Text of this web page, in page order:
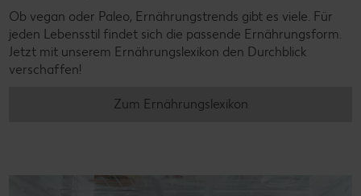
Ob vegan oder Paleo, Ernährungstrends gibt es viele. Für
jeden Lebensstil findet sich die passende Ernährungsform.
Jetzt mit unserem Ernährungslexikon den Durchblick
verschaffen!
Zum Ernährungslexikon